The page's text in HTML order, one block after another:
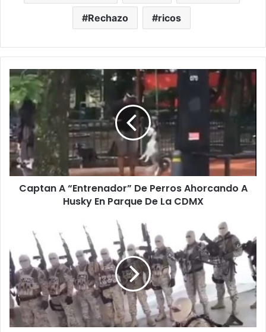
Rechazo ricos
C
a
p
t
a
n
A
“
E
a
d
o
r
”
D
e
Captan A “Entrenador” De Perros Ahorcando A
Husky En Parque De La CDMX
i
d
e
o
C
N